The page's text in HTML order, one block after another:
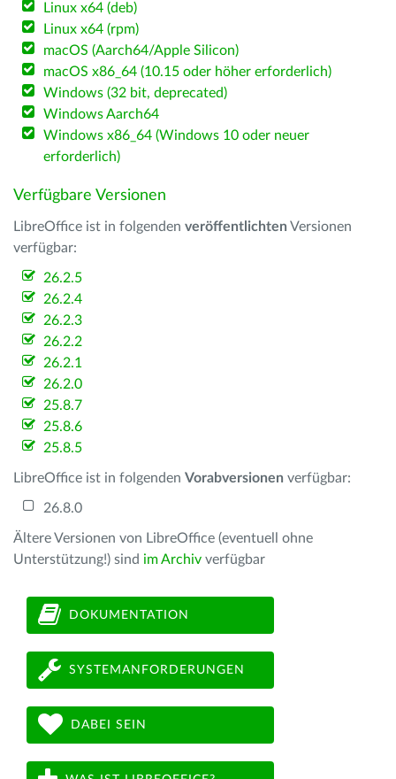
Linux x64 (deb)
Linux x64 (rpm)
macOS (Aarch64/Apple Silicon)
macOS x86_64 (10.15 oder höher erforderlich)
Windows (32 bit, deprecated)
Windows Aarch64
Windows x86_64 (Windows 10 oder neuer
erforderlich)
Verfügbare Versionen
LibreOffice ist in folgenden veröffentlichten Versionen
verfügbar:
26.2.5
26.2.4
26.2.3
26.2.2
26.2.1
26.2.0
25.8.7
25.8.6
25.8.5
LibreOffice ist in folgenden Vorabversionen verfügbar:
26.8.0
Ältere Versionen von LibreOffice (eventuell ohne
Unterstützung!) sind im Archiv verfügbar
DOKUMENTATION
SYSTEMANFORDERUNGEN
DABEI SEIN